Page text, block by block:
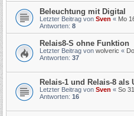
Beleuchtung mit Digital
Letzter Beitrag von Sven « Mo
Antworten: 8
Relais8-S ohne Funktion
Letzter Beitrag von wolveric «
Antworten: 37
Relais-1 und Relais-8 als
Letzter Beitrag von Sven « So
Antworten: 16